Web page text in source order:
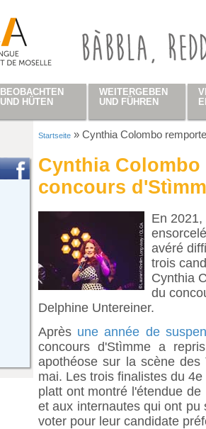
Sie sind hier
Startseite » Cynthia Colombo
Cynthia
concours
En
avéré
trois
Cynthia
du
Delphine Untereiner.
Après une année de
concours d'Stìmme a
apothéose sur la scène
mai. Les trois finalistes du
platt ont montré l'étendue
et aux internautes qui ont
voter pour leur candidate
BEOBACHTEN
UND HÜTEN
WEITERGEBEN
UND FÜHREN